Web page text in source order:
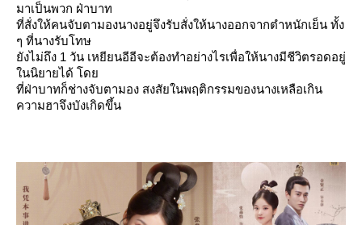
มาเป็นพวก ฝ่าบาท
ที่สั่งให้คนจับตามองนางอยู่จึงรับสั่งให้นางออกจากตำหนักเย็น ทั้ง
ๆ ที่นางรับโทษ
ังไม่ถึง 1 วัน เหยียนอีอีจะต้องทำอย่างไรเพื่อให้นางมีชีวิตรอดอยู่
นนิยายได้ โด
ที่ฝ่าบาทก็ช่างจับตามอง สงสัยในพฤติกรรมของนางเหลือเกิน
ความฮาจึงบังเกิดขึ้น